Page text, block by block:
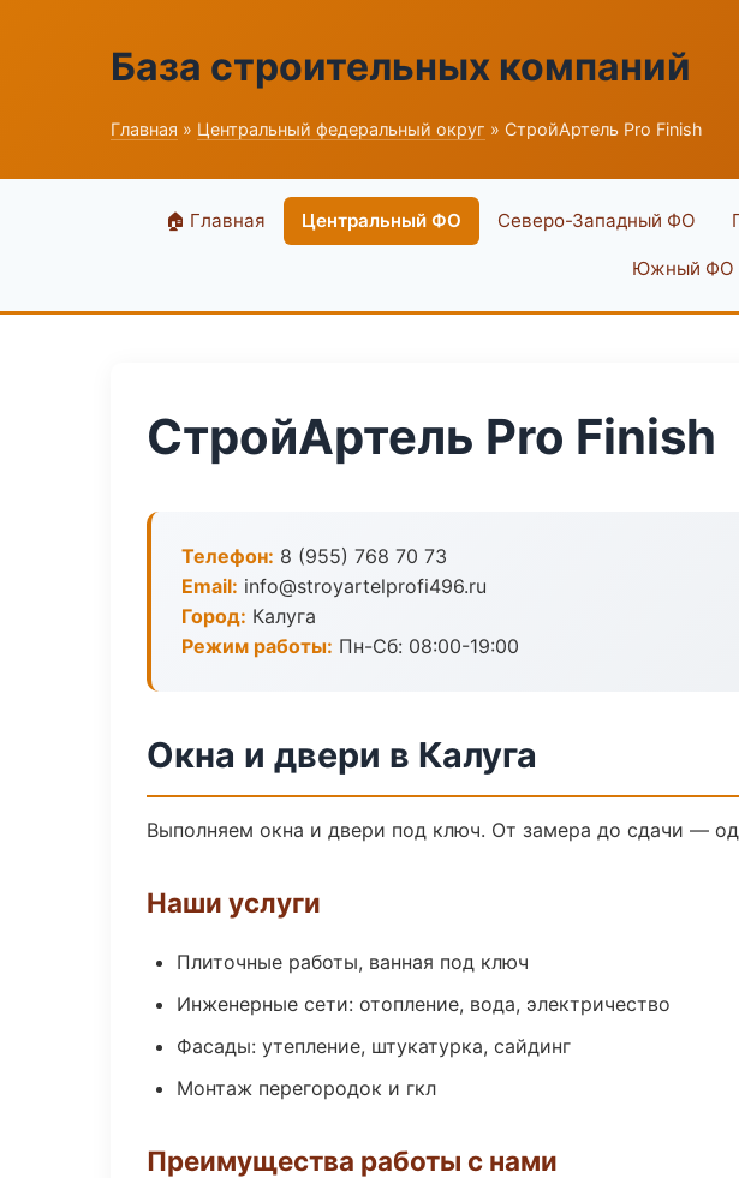
База строительных компаний
Главная » Центральный федеральный округ » СтройАртель Pro Finish
🏠 Главная Центральный ФО Северо-Западный ФО
Южный ФО
СтройАртель Pro Finish
Телефон: 8 (955) 768 70 73
Email: info@stroyartelprofi496.ru
Город: Калуга
Режим работы: Пн-Сб: 08:00-19:00
Окна и двери в Калуга
Выполняем окна и двери под ключ. От замера до сдачи —
Наши услуги
Плиточные работы, ванная под ключ
Инженерные сети: отопление, вода, электричество
Фасады: утепление, штукатурка, сайдинг
Монтаж перегородок и гкл
Преимущества работы с нами